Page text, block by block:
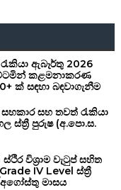
ඇබෑර්තු 2026
කළමනාකරණ
ක් සඳහා බඳවාගැනීම
සහ තවත් රැකියා
ස්ත්‍රී පුරුෂ (අ.පො.ස.
විශ්‍රාම වැටුප් සහිත
IV Level ස්ත්‍රී
මාසය